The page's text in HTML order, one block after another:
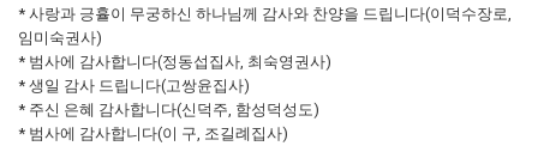
* 사랑과 긍휼이 무궁하신 하나님께 감사와 찬양을 드립니다(이덕수장로,
임미숙권사)
* 범사에 감사합니다(정동섭집사, 최숙영권사)
* 생일 감사 드립니다(고쌍윤집사)
* 주신 은혜 감사합니다(신덕주, 함성덕성도)
* 범사에 감사합니다(이 구, 조길례집사)